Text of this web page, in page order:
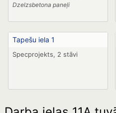
Dzelzsbetona paneļi
Tapešu iela 1
Specprojekts, 2 stāvi